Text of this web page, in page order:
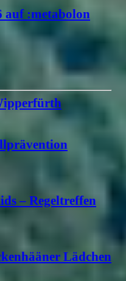
auf :metabolon
– Regeltreffen
Lädchen